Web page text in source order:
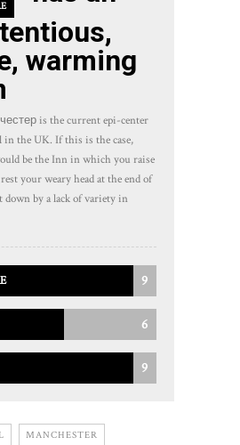
warming
is the current epi-center
in the UK. If this is the case,
be the Inn in which you raise
your weary head at the end of
by a lack of variety in
9
6
9
MANCHESTER